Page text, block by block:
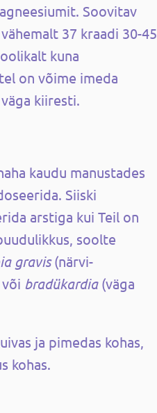
Soovitav
37 kraadi 30-45
kuna
on võime imeda
kiiresti.
kaudu manustades
Siiski
arstiga kui Teil on
soolte
gravis(närvi-
bradükardia(väga
ja pimedas kohas,
kohas.